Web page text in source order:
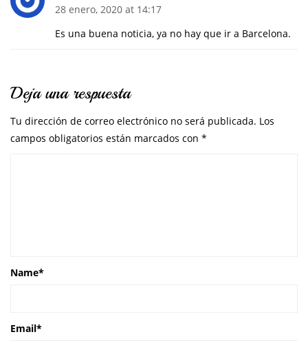
28 enero, 2020 at 14:17
Es una buena noticia, ya no hay que ir a Barcelona.
Deja una respuesta
Tu dirección de correo electrónico no será publicada. Los
campos obligatorios están marcados con *
Name*
Email*